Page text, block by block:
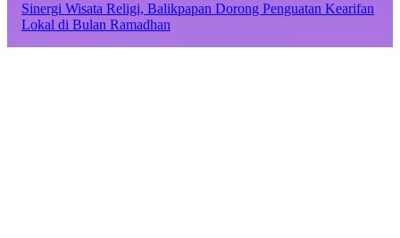
Sinergi Wisata Religi, Balikpapan Dorong Penguatan Kearifan
Lokal di Bulan Ramadhan